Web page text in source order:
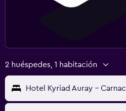
2 huéspedes, 1 habitación
Hotel Kyriad Auray - Carnac